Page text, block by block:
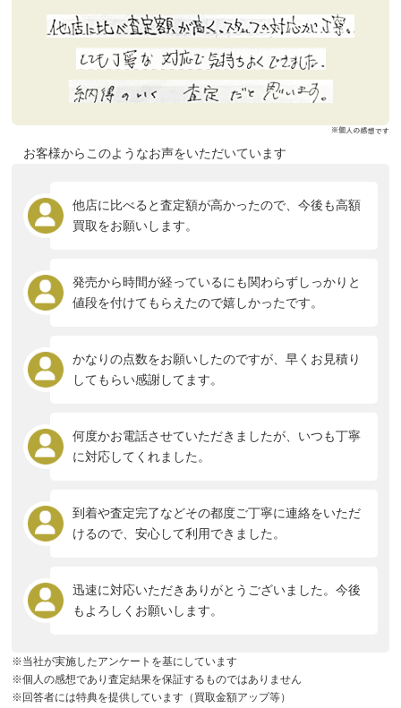
お客様からこのようなお声をいただいています
他店に比べると査定額が高かったので、今後も高額
買取をお願いします。
発売から時間が経っているにも関わらずしっかりと
値段を付けてもらえたので嬉しかったです。
かなりの点数をお願いしたのですが、早くお見積り
してもらい感謝してます。
何度かお電話させていただきましたが、いつも丁寧
に対応してくれました。
到着や査定完了などその都度ご丁寧に連絡をいただ
けるので、安心して利用できました。
迅速に対応いただきありがとうございました。今後
もよろしくお願いします。
※当社が実施したアンケートを基にしています
※個人の感想であり査定結果を保証するものではありません
※回答者には特典を提供しています（買取金額アップ等）